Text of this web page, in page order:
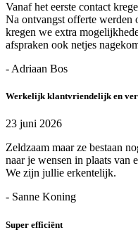
Vanaf het eerste contact
Na ontvangst offerte werden
kregen we extra
afspraken ook netjes
- Adriaan Bos
Werkelijk klantvriendelijk en
23 juni 2026
Zeldzaam maar ze bestaan
naar je wensen in plaats van
We zijn jullie erkentelijk.
- Sanne Koning
Super efficiënt